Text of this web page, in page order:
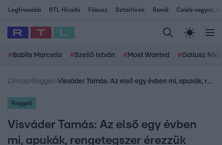
Legfrissebb RTL Híradó Fókusz Sztárhírek Randi Celeb vagyok,
# Babits Marcella #Szellő István # Most Wanted #Gallusz
Címlap› Reggeli› Visváder Tamás: Az első egy évben mi, apukák, rengetegszer érezzük haszontalannak magunkat
Reggeli
Visváder Tamás: Az első egy évben
mi, apukák, rengetegszer érezzük